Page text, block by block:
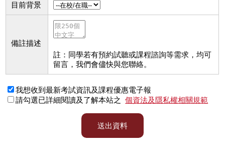
目前背景
備註描述
註：同學若有預約試聽或課程諮詢等需求，均可
留言，我們會儘快與您聯絡。
我想收到最新考試資訊及課程優惠電子報
請勾選已詳細閱讀及了解本站之
個資法及隱私權相關規範
送出資料